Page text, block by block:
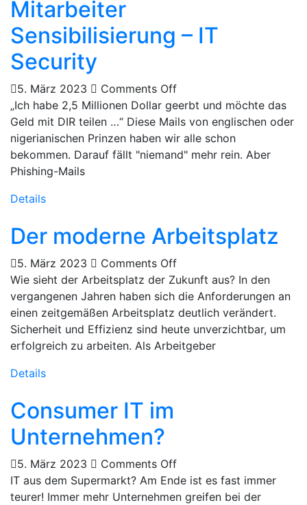
Mitarbeiter
Sensibilisierung – IT
Security
5. März 2023
Comments Off
„Ich habe 2,5 Millionen Dollar geerbt und möchte das
Geld mit DIR teilen …“ Diese Mails von englischen oder
nigerianischen Prinzen haben wir alle schon
bekommen. Darauf fällt "niemand" mehr rein. Aber
Phishing-Mails
Details
Der moderne Arbeitsplatz
5. März 2023
Comments Off
Wie sieht der Arbeitsplatz der Zukunft aus? In den
vergangenen Jahren haben sich die Anforderungen an
einen zeitgemäßen Arbeitsplatz deutlich verändert.
Sicherheit und Effizienz sind heute unverzichtbar, um
erfolgreich zu arbeiten. Als Arbeitgeber
Details
Consumer IT im
Unternehmen?
5. März 2023
Comments Off
IT aus dem Supermarkt? Am Ende ist es fast immer
teurer! Immer mehr Unternehmen greifen bei der